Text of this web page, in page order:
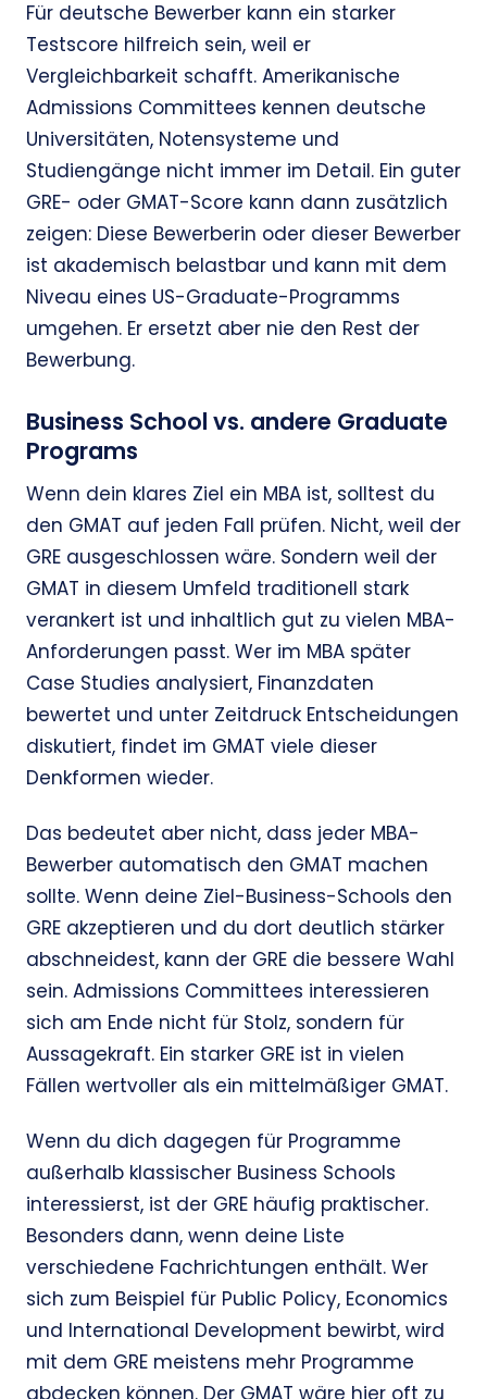
Für deutsche Bewerber kann ein starker
Testscore hilfreich sein, weil er
Vergleichbarkeit schafft. Amerikanische
Admissions Committees kennen deutsche
Universitäten, Notensysteme und
Studiengänge nicht immer im Detail. Ein guter
GRE- oder GMAT-Score kann dann zusätzlich
zeigen: Diese Bewerberin oder dieser Bewerber
ist akademisch belastbar und kann mit dem
Niveau eines US-Graduate-Programms
umgehen. Er ersetzt aber nie den Rest der
Bewerbung.
Business School vs. andere Graduate
Programs
Wenn dein klares Ziel ein MBA ist, solltest du
den GMAT auf jeden Fall prüfen. Nicht, weil der
GRE ausgeschlossen wäre. Sondern weil der
GMAT in diesem Umfeld traditionell stark
verankert ist und inhaltlich gut zu vielen MBA-
Anforderungen passt. Wer im MBA später
Case Studies analysiert, Finanzdaten
bewertet und unter Zeitdruck Entscheidungen
diskutiert, findet im GMAT viele dieser
Denkformen wieder.
Das bedeutet aber nicht, dass jeder MBA-
Bewerber automatisch den GMAT machen
sollte. Wenn deine Ziel-Business-Schools den
GRE akzeptieren und du dort deutlich stärker
abschneidest, kann der GRE die bessere Wahl
sein. Admissions Committees interessieren
sich am Ende nicht für Stolz, sondern für
Aussagekraft. Ein starker GRE ist in vielen
Fällen wertvoller als ein mittelmäßiger GMAT.
Wenn du dich dagegen für Programme
außerhalb klassischer Business Schools
interessierst, ist der GRE häufig praktischer.
Besonders dann, wenn deine Liste
verschiedene Fachrichtungen enthält. Wer
sich zum Beispiel für Public Policy, Economics
und International Development bewirbt, wird
mit dem GRE meistens mehr Programme